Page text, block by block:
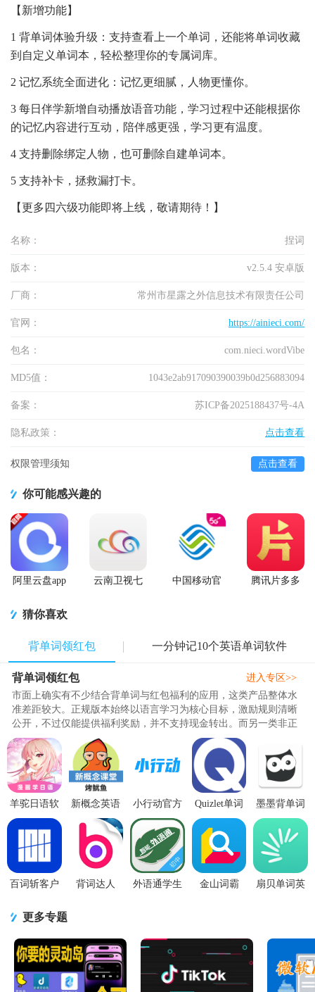
【新增功能】
1 背单词体验升级：支持查看上一个单词，还能将单词收藏
到自定义单词本，轻松整理你的专属词库。
2 记忆系统全面进化：记忆更细腻，人物更懂你。
3 每日伴学新增自动播放语音功能，学习过程中还能根据你
的记忆内容进行互动，陪伴感更强，学习更有温度。
4 支持删除绑定人物，也可删除自建单词本。
5 支持补卡，拯救漏打卡。
【更多四六级功能即将上线，敬请期待！】
名称： 捏词
版本： v2.5.4 安卓版
厂商： 常州市星露之外信息技术有限责任公司
官网： https://ainieci.com/
包名： com.nieci.wordVibe
MD5值： 1043e2ab917090390039b0d256883094
备案： 苏ICP备2025188437号-4A
隐私政策： 点击查看
权限管理须知 点击查看
你可能感兴趣的
阿里云盘app
云南卫视七
中国移动官
腾讯片多多
猜你喜欢
背单词领红包 一分钟记10个英语单词软件
背单词领红包
市面上确实有不少结合背单词与红包福利的应用，这类产品整体水
准差距较大。正规版本始终以语言学习为核心目标，激励规则清晰
公开，不过仅能提供福利奖励，并不支持现金转出。而另一类非正
规产品主打现金收益吸引用户..
进入专区>>
羊驼日语软
件5.0.1 安卓
手机版
新概念英语
青少版同步
课堂
app1.1.12 安
卓最
小行动官方
版2.3.2
Quizlet单词
卡学英语vip
版v10.26 最
新高级专
墨墨背单词
App最新版
v5.5.85 正式
版
百词斩客户
v7.10.12 最
新安卓版
背词达人
外语通学生
金山词霸
扇贝单词英
更多专题